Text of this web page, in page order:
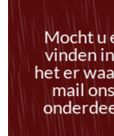
Mocht u
vinden
het er
mail